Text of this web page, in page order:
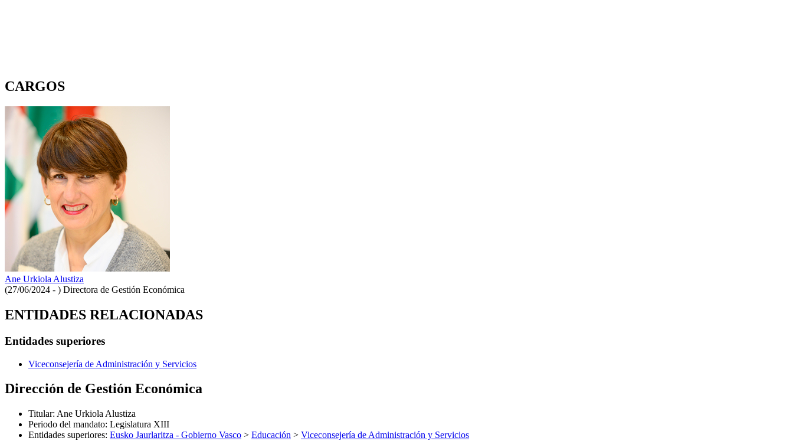
CARGOS
Ane Urkiola Alustiza
(27/06/2024 - ) Directora de Gestión Económica
ENTIDADES RELACIONADAS
Entidades superiores
Viceconsejería de Administración y Servicios
Dirección de Gestión Económica
Titular: Ane Urkiola Alustiza
Periodo del mandato: Legislatura XIII
Entidades superiores: Eusko Jaurlaritza - Gobierno Vasco > Educación > Viceconsejería de Administración y Servicios